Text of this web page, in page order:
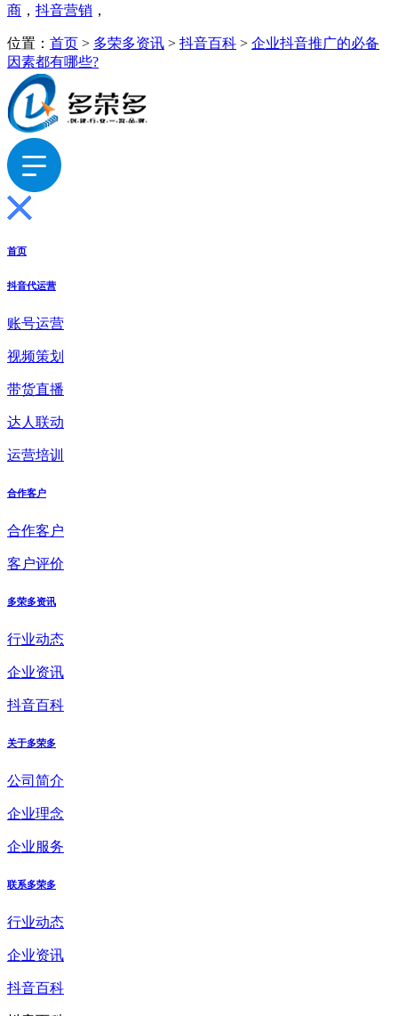
商 ， 抖音营销 ，
位置： 首页 > 多荣多资讯 > 抖音百科 > 企业抖音推广的必备
因素都有哪些?
首页
抖音代运营
账号运营
视频策划
带货直播
达人联动
运营培训
合作客户
合作客户
客户评价
多荣多资讯
行业动态
企业资讯
抖音百科
关于多荣多
公司简介
企业理念
企业服务
联系多荣多
行业动态
企业资讯
抖音百科